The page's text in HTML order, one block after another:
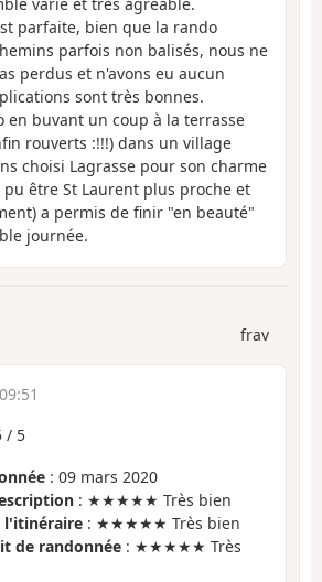
parfaite, bien que la rando
parfois non balisés, nous ne
perdus et n'avons eu aucun
sont très bonnes.
en buvant un coup à la terrasse
rouverts :!!!) dans un village
choisi Lagrasse pour son charme
être St Laurent plus proche et
a permis de finir "en beauté"
journée.
frav
/ 5
: 09 mars 2020
: ★★★★★ Très bien
l'itinéraire : ★★★★★ Très bien
de randonnée : ★★★★★ Très